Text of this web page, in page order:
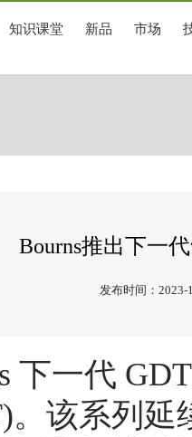
知识课堂 新品 市场
Bourns推出下一
发布时间：2023-
下一代
该系列延